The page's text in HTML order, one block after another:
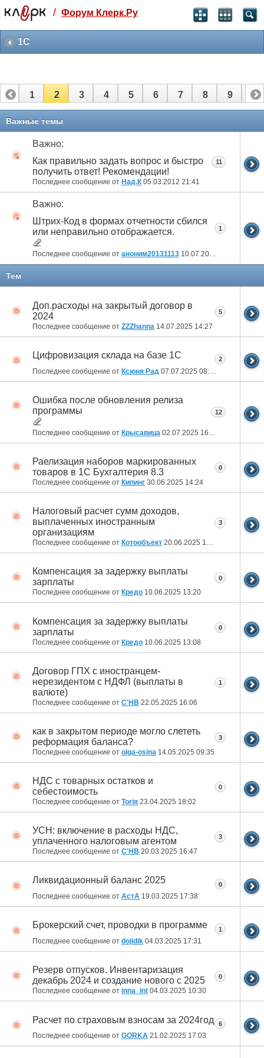
Святые угодники, Клерк без рекламы
прекрасен:)
3 месяца
259
-10%
полгода
499 ₽
Отмена
/ Форум Клерк.Ру
1C
1 2 3 4 5 6 7 8 9 10
11 12
Важные темы
Важно:
Как правильно задать вопрос и быстро
получить ответ! Рекомендации!
Последнее сообщение от Над.К 05.03.2012 21:41
11
Важно:
Штрих-Код в формах отчетности сбился
или неправильно отображается.
Последнее сообщение от аноним20131113 10.07.2007
1
Тем
Доп.расходы на закрытый договор в
2024
Последнее сообщение от ZZZhanna 14.07.2025 14:27
5
Цифровизация склада на базе 1С
Последнее сообщение от Ксюня Рад 07.07.2025 08:30
2
Ошибка после обновления релиза
программы
Последнее сообщение от Крысавица 02.07.2025 16:54
12
Раелизация наборов маркированных
товаров в 1С Бухгалтерия 8.3
Последнее сообщение от Кипинг 30.06.2025 14:24
0
Налоговый расчет сумм доходов,
выплаченных иностранным
организациям
Последнее сообщение от Котообъект 20.06.2025 15:46
3
Компенсация за задержку выплаты
зарплаты
Последнее сообщение от Кредо 10.06.2025 13:20
0
Компенсация за задержку выплаты
зарплаты
Последнее сообщение от Кредо 10.06.2025 13:08
0
Договор ГПХ с иностранцем-
нерезидентом с НДФЛ (выплаты в
валюте)
Последнее сообщение от С'НВ 22.05.2025 16:06
1
как в закрытом периоде могло слететь
реформация баланса?
Последнее сообщение от olga-osina 14.05.2025 09:35
3
НДС с товарных остатков и
себестоимость
Последнее сообщение от Toriя 23.04.2025 18:02
0
УСН: включение в расходы НДС,
уплаченного налоговым агентом
Последнее сообщение от С'НВ 20.03.2025 16:47
3
Ликвидационный баланс 2025
Последнее сообщение от АстА 19.03.2025 17:38
0
Брокерский счет, проводки в программе
Последнее сообщение от dojidik 04.03.2025 17:31
1
Резерв отпусков. Инвентаризация
декабрь 2024 и создание нового с 2025
Последнее сообщение от inna_int 04.03.2025 10:30
0
Расчет по страховым взносам за 2024год
Последнее сообщение от GORKA 21.02.2025 17:03
6